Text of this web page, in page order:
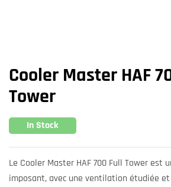
Cooler Master HAF
Tower
In Stock
Le Cooler Master HAF 700 Full Tower est
imposant, avec une ventilation étudiée